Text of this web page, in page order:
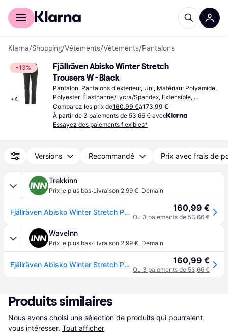
Acheter avec Klarna
Klarna/Shopping/Vêtements/Vêtements/Pantalons
-13%
+4
Fjällräven Abisko Winter Stretch
Trousers W - Black
Pantalon, Pantalons d'extérieur, Uni, Matériau: Polyamide,
Polyester, Élasthanne/Lycra/Spandex, Extensible,
Déperlant, Poches, Durable
Comparez les prix de160,99 €à173,99 €
À partir de 3 paiements de 53,66 € avec
Essayez des paiements flexibles*
Versions Recommandé Prix avec frais de
Trekkinn
Prix le plus bas·Livraison 2,99 €, Demain
Fjällräven Abisko Winter Stretch Pants Noir 40 / Regular Femme 160,99 €
Ou 3 paiements de 53,66 €
WaveInn
Prix le plus bas·Livraison 2,99 €, Demain
Fjällräven Abisko Winter Stretch Pants Noir 40 / Regular Femme 160,99 €
Ou 3 paiements de 53,66 €
Produits similaires
Nous avons choisi une sélection de produits qui pourraient
vous intéresser. Tout afficher